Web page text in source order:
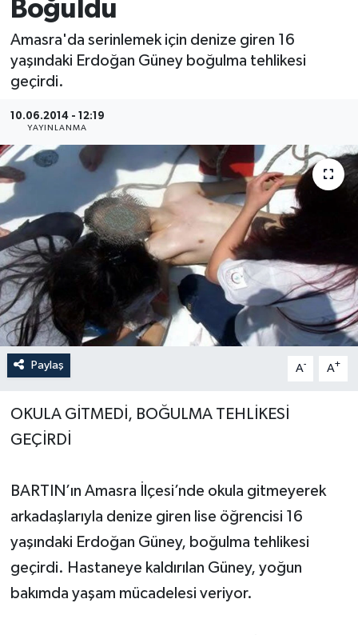
Boğuldu
Amasra'da serinlemek için denize giren 16
yaşındaki Erdoğan Güney boğulma tehlikesi
geçirdi.
10.06.2014 - 12:19
YAYINLANMA
Paylaş A- A+
OKULA GİTMEDİ, BOĞULMA TEHLİKESİ
GEÇİRDİ
BARTIN’ın Amasra İlçesi’nde okula gitmeyerek
arkadaşlarıyla denize giren lise öğrencisi 16
yaşındaki Erdoğan Güney, boğulma tehlikesi
geçirdi. Hastaneye kaldırılan Güney, yoğun
bakımda yaşam mücadelesi veriyor.
Sağlık
Sinema
Sivil Toplum
Spor
Tarım
Turizm
Yaşam
DÜNYA